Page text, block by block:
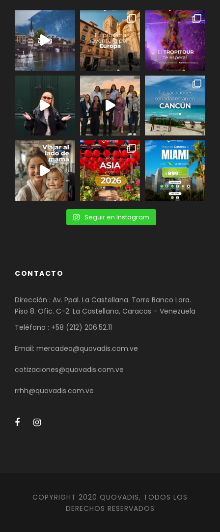
Seguir en Instagram
CONTACTO
Dirección : Av. Ppal. La Castellana. Torre Banco Lara.
Piso 8. Ofic. C-2. La Castellana, Caracas – Venezuela
Teléfono : +58 (212) 206.52.11
Email: mercadeo@quovadis.com.ve
cotizaciones@quovadis.com.ve
rrhh@quovadis.com.ve
COPYRIGHT 2020 QUOVADIS, TODOS LOS
DERECHOS RESERVADOS